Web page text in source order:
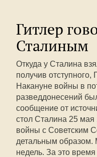
Гитлер
Сталиным
Откуда у Сталина
получив отступного,
Накануне войны в
разведдонесений
сообщение от
стол Сталина 25 мая
войны с Советским
детальным
недель. За это